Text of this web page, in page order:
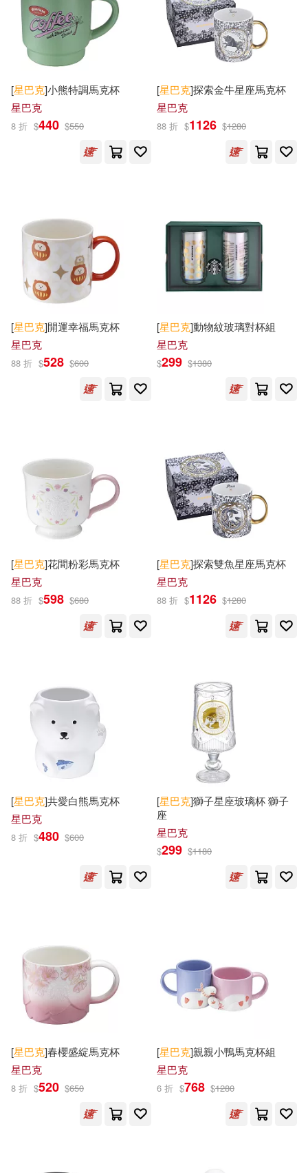
天津人民出版社(1)
天津楊柳青畫社(1)
山岳(1)
平安文化(1) 方集出版社(1)
樂知事業有限公司(1)
江蘇人民出版社(1)
遠見(1)
長江少年兒童出版社(1)
[星巴克]小熊特調馬克杯
星巴克
8 折 $440 $550
[星巴克]探索金牛星座馬克杯
星巴克
88 折 $1126 $1280
[星巴克]開運幸福馬克杯
星巴克
88 折 $528 $600
[星巴克]動物紋玻璃對杯組
星巴克
$299 $1380
[星巴克]花間粉彩馬克杯
星巴克
88 折 $598 $680
[星巴克]探索雙魚星座馬克杯
星巴克
88 折 $1126 $1280
[星巴克]共愛白熊馬克杯
星巴克
8 折 $480 $600
[星巴克]獅子星座玻璃杯 獅子
座
星巴克
$299 $1180
[星巴克]春櫻盛綻馬克杯
星巴克
8 折 $520 $650
[星巴克]親親小鴨馬克杯組
星巴克
6 折 $768 $1280